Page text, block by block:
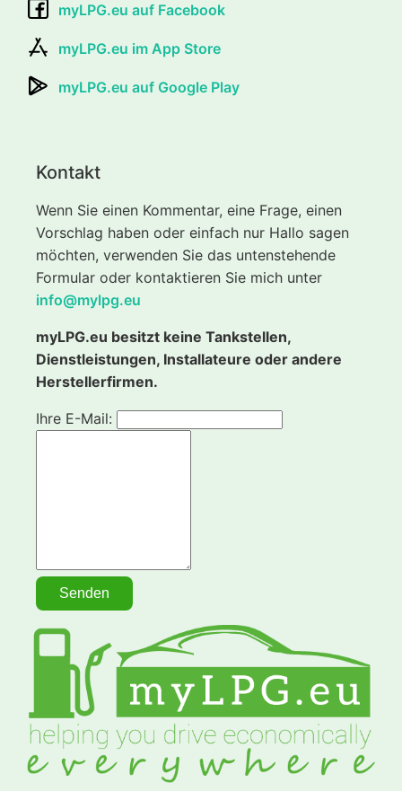
myLPG.eu auf Facebook
myLPG.eu im App Store
myLPG.eu auf Google Play
Kontakt
Wenn Sie einen Kommentar, eine Frage, einen
Vorschlag haben oder einfach nur Hallo sagen
möchten, verwenden Sie das untenstehende
Formular oder kontaktieren Sie mich unter
info@mylpg.eu
myLPG.eu besitzt keine Tankstellen,
Dienstleistungen, Installateure oder andere
Herstellerfirmen.
Ihre E-Mail: